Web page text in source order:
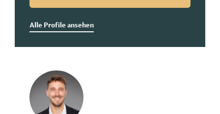
Alle Profile ansehen